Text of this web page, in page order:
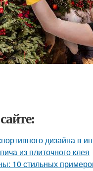
дизайна в
из плиточного клея
10 стильных